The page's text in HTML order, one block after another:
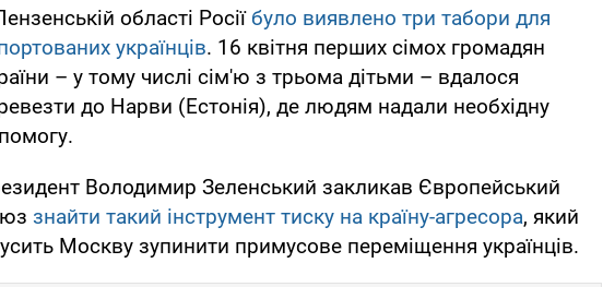
області Росії було виявлено три табори для
українців. 16 квітня перших сімох громадян
– у тому числі сім'ю з трьома дітьми – вдалося
до Нарви (Естонія), де людям надали необхідну
Володимир Зеленський закликав Європейський
знайти такий інструмент тиску на країну-агресора, який
Москву зупинити примусове переміщення українців.